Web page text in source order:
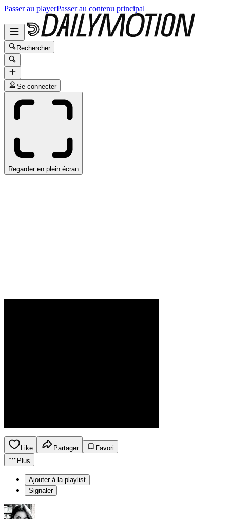
Passer au playerPasser au contenu principal
Rechercher
Se connecter
Regarder en plein écran
Like Partager
Favori
Plus
Ajouter à la playlist
Signaler